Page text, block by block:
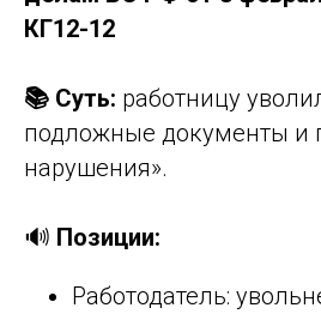
КГ12-12
📚 Суть: работницу
подложные документы и
нарушения».
🔊 Позиции:
Работодатель: